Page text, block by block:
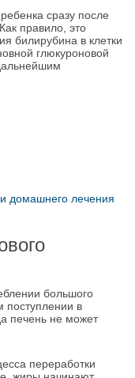
сразу после
правило, это
билирубина в клетки
глюкуроновой
домашнего лечения
большого
поступлении в
печень не может
переработки